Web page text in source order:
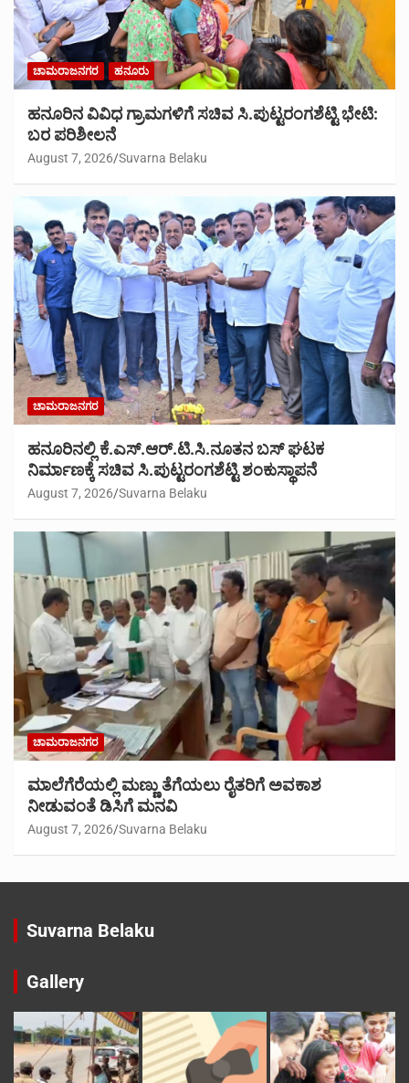
ಚಾಮರಾಜನಗರ ಹನೂರು
ಹನೂರಿನ ವಿವಿಧ ಗ್ರಾಮಗಳಿಗೆ ಸಚಿವ ಸಿ.ಪುಟ್ಟರಂಗಶೆಟ್ಟಿ ಭೇಟಿ:
ಬರ ಪರಿಶೀಲನೆ
August 7, 2026 Suvarna Belaku
ಚಾಮರಾಜನಗರ
ಹನೂರಿನಲ್ಲಿ ಕೆ.ಎಸ್.ಆರ್.ಟಿ.ಸಿ.ನೂತನ ಬಸ್ ಘಟಕ
ನಿರ್ಮಾಣಕ್ಕೆ ಸಚಿವ ಸಿ.ಪುಟ್ಟರಂಗಶೆಟ್ಟಿ ಶಂಕುಸ್ಥಾಪನೆ
August 7, 2026 Suvarna Belaku
ಚಾಮರಾಜನಗರ
ಮಾಲೆಗೆರೆಯಲ್ಲಿ ಮಣ್ಣು ತೆಗೆಯಲು ರೈತರಿಗೆ ಅವಕಾಶ
ನೀಡುವಂತೆ ಡಿಸಿಗೆ ಮನವಿ
August 7, 2026 Suvarna Belaku
Suvarna Belaku
Gallery